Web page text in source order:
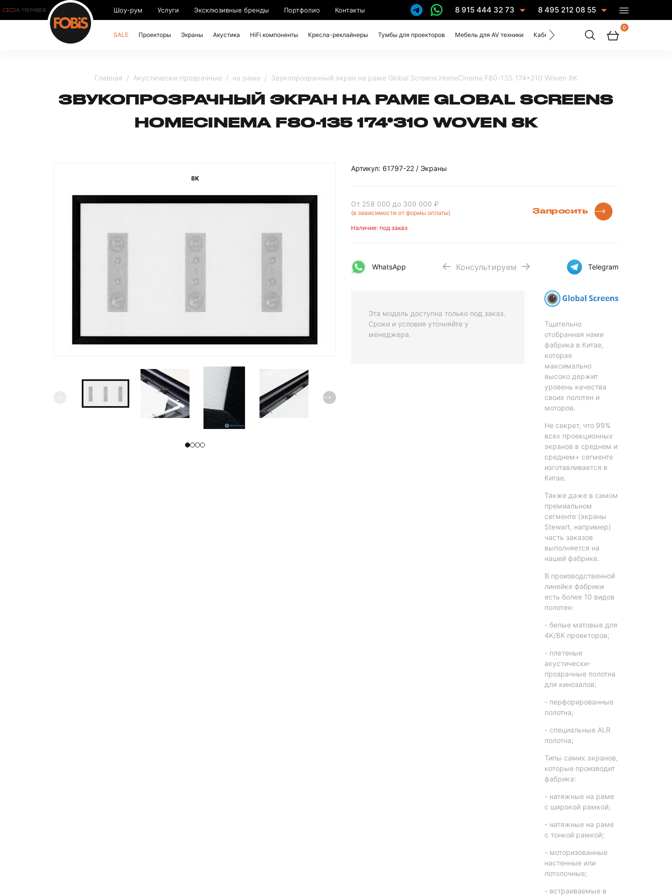
Шоу-рум Услуги Эксклюзивные бренды Портфолио Контакты 8 915 444 32 73 8 495 212 08 55
SALE Проекторы Экраны Акустика HiFi компоненты Кресла-реклайнеры Тумбы для проекторов Мебель для AV техники Кабели Услуги
0
Главная Акустически-прозрачные на раме Звукопрозрачный экран на раме Global Screens HomeCinema F80-135 174*310 Woven 8K
ЗВУКОПРОЗРАЧНЫЙ ЭКРАН НА РАМЕ GLOBAL SCREENS
HOMECINEMA F80-135 174*310 WOVEN 8K
8K
Артикул: 61797-22 / Экраны
От 258 000 до 309 000 ₽
(в зависимости от формы оплаты)
Наличие: под заказ
Запросить
WhatsApp Консультируем Telegram
Эта модель доступна только под заказ.
Сроки и условия уточняйте у
менеджера.
Тщательно
отобранная нами
фабрика в Китае,
которая
максимально
высоко держит
уровень качества
своих полотен и
моторов.
Не секрет, что 99%
всех проекционных
экранов в среднем и
среднем+ сегменте
изготавливается в
Китае.
Также даже в самом
премиальном
сегменте (экраны
Stewart, например)
часть заказов
выполняется на
нашей фабрике.
В производственной
линейке фабрики
есть более 10 видов
полотен:
- белые матовые для
4K/8K проекторов;
- плетеные
акустически-
прозрачные полотна
для кинозалов;
- перфорированные
полотна;
- специальные ALR
полотна;
Типы самих экранов,
которые производит
фабрика:
- натяжные на раме
с широкой рамкой;
- натяжные на раме
с тонкой рамкой;
- моторизованные
настенные или
потолочные;
- встраиваемые в